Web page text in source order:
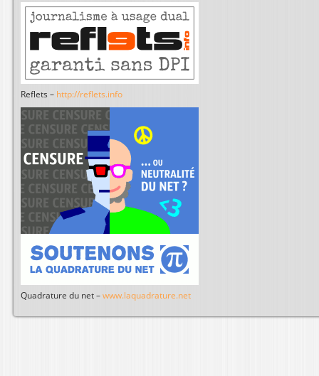
Reflets – http://reflets.info
Quadrature du net – www.laquadrature.net